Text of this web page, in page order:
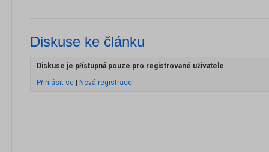
Diskuse ke článku
Diskuse je přístupná pouze pro registrované uživatele.
Přihlásit se | Nová registrace